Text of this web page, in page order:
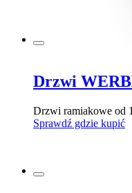
Drzwi
Drzwi ramiakowe od
Sprawdź gdzie kupić